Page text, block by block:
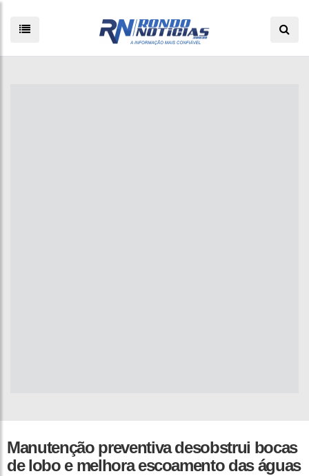
Manutenção preventiva desobstrui bocas
de lobo e melhora escoamento das águas